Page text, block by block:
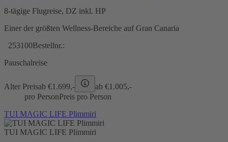
8-tägige Flugreise, DZ inkl. HP
Einer der größten Wellness-Bereiche auf Gran Canaria
253100Bestellnr.:
Pauschalreise
Alter Preisab €1.699,- ab €1.005,-
pro PersonPreis pro Person
TUI MAGIC LIFE Plimmiri
TUI MAGIC LIFE Plimmiri